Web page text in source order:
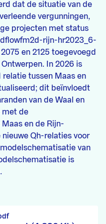
dat de situatie van de
vergunningen,
projecten met status
rijn-hr2023_6-
en 2125 toegevoegd
In 2026 is
relatie tussen Maas en
dit beïnvloedt
van de Waal en
met de
en de Rijn-
Qh-relaties voor
van
is